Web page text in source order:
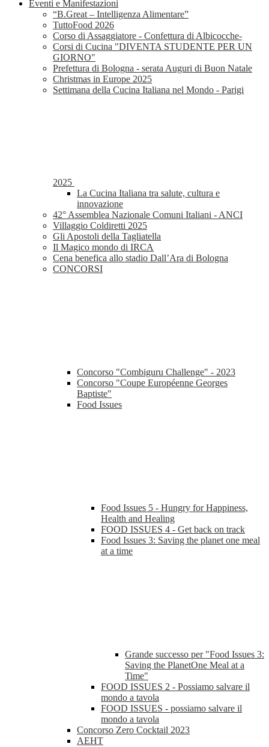
Eventi e Manifestazioni
“B.Great – Intelligenza Alimentare”
TuttoFood 2026
Corso di Assaggiatore - Confettura di Albicocche-
Corsi di Cucina "DIVENTA STUDENTE PER UN
GIORNO"
Prefettura di Bologna - serata Auguri di Buon Natale
Christmas in Europe 2025
Settimana della Cucina Italiana nel Mondo - Parigi
2025
La Cucina Italiana tra salute, cultura e
innovazione
42° Assemblea Nazionale Comuni Italiani - ANCI
Villaggio Coldiretti 2025
Gli Apostoli della Tagliatella
Il Magico mondo di IRCA
Cena benefica allo stadio Dall’Ara di Bologna
CONCORSI
Concorso "Combiguru Challenge" - 2023
Concorso "Coupe Européenne Georges
Baptiste"
Food Issues
Food Issues 5 - Hungry for Happiness,
Health and Healing
FOOD ISSUES 4 - Get back on track
Food Issues 3: Saving the planet one meal
at a time
Grande successo per "Food Issues 3:
Saving the PlanetOne Meal at a
Time"
FOOD ISSUES 2 - Possiamo salvare il
mondo a tavola
FOOD ISSUES - possiamo salvare il
mondo a tavola
Concorso Zero Cocktail 2023
AEHT